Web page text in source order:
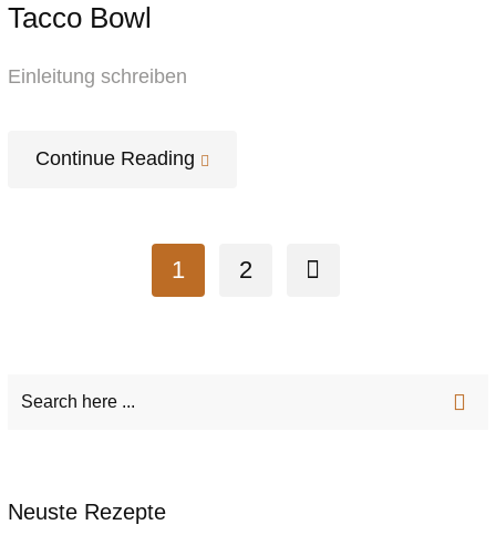
Tacco Bowl
Einleitung schreiben
Continue Reading
1 2
Neuste Rezepte